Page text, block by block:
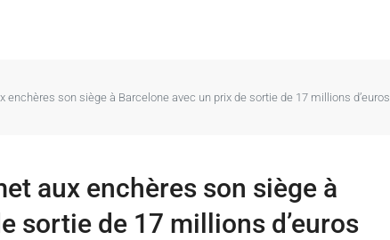
enchères son siège à Barcelone avec un prix de sortie de 17 millions d’euros
aux enchères son siège à
sortie de 17 millions d’euros